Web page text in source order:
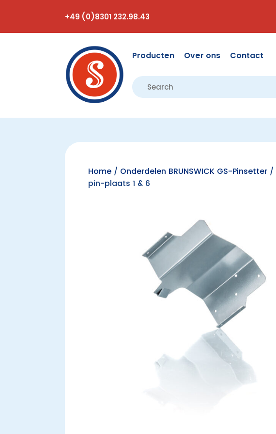
+49 (0)8301 232.98.43
Producten Over ons Contact
Home / Onderdelen BRUNSWICK GS-Pinsetter /
pin-plaats 1 & 6